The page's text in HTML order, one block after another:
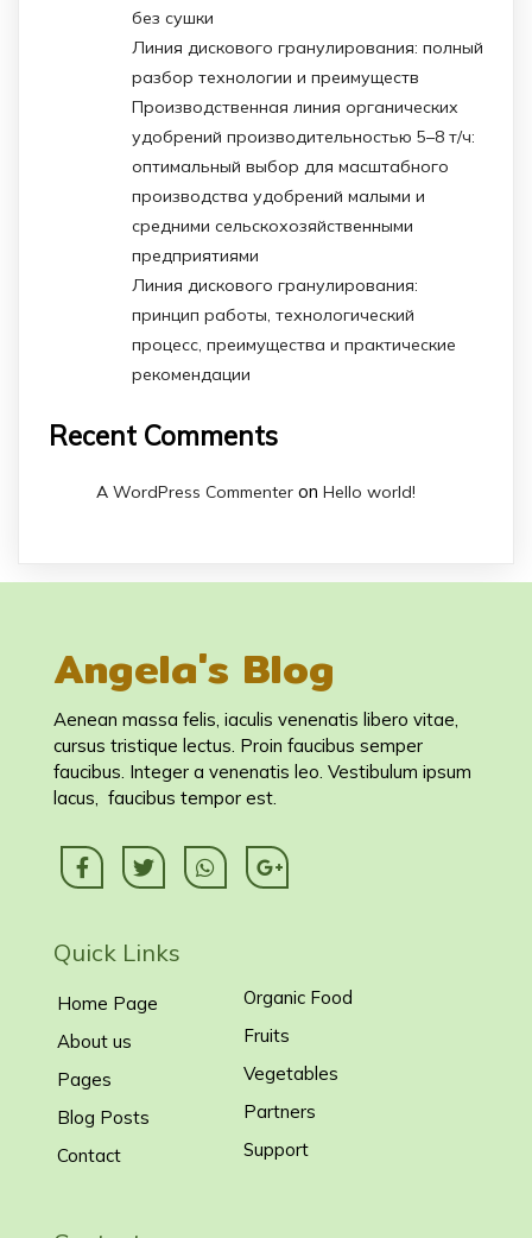
без сушки
Линия дискового гранулирования: полный
разбор технологии и преимуществ
Производственная линия органических
удобрений производительностью 5–8 т/ч:
оптимальный выбор для масштабного
производства удобрений малыми и
средними сельскохозяйственными
предприятиями
Линия дискового гранулирования:
принцип работы, технологический
процесс, преимущества и практические
рекомендации
Recent Comments
A WordPress Commenter on Hello world!
Angela's Blog
Aenean massa felis, iaculis venenatis libero vitae,
cursus tristique lectus. Proin faucibus semper
faucibus. Integer a venenatis leo. Vestibulum ipsum
lacus, faucibus tempor est.
Quick Links
Home Page
About us
Pages
Blog Posts
Contact
Organic Food
Fruits
Vegetables
Partners
Support